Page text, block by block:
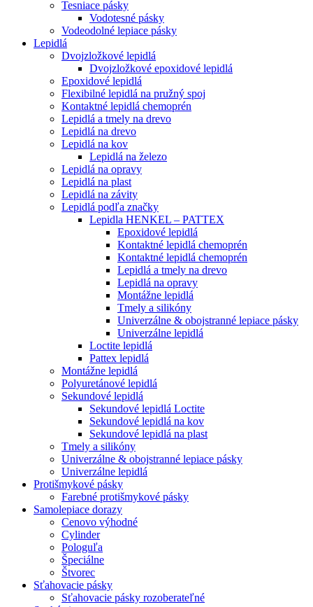
Tesniace pásky
Vodotesné pásky
Vodeodolné lepiace pásky
Lepidlá
Dvojzložkové lepidlá
Dvojzložkové epoxidové lepidlá
Epoxidové lepidlá
Flexibilné lepidlá na pružný spoj
Kontaktné lepidlá chemoprén
Lepidlá a tmely na drevo
Lepidlá na drevo
Lepidlá na kov
Lepidlá na železo
Lepidlá na opravy
Lepidlá na plast
Lepidlá na závity
Lepidlá podľa značky
Lepidla HENKEL – PATTEX
Epoxidové lepidlá
Kontaktné lepidlá chemoprén
Kontaktné lepidlá chemoprén
Lepidlá a tmely na drevo
Lepidlá na opravy
Montážne lepidlá
Tmely a silikóny
Univerzálne & obojstranné lepiace pásky
Univerzálne lepidlá
Loctite lepidlá
Pattex lepidlá
Montážne lepidlá
Polyuretánové lepidlá
Sekundové lepidlá
Sekundové lepidlá Loctite
Sekundové lepidlá na kov
Sekundové lepidlá na plast
Tmely a silikóny
Univerzálne & obojstranné lepiace pásky
Univerzálne lepidlá
Protišmykové pásky
Farebné protišmykové pásky
Samolepiace dorazy
Cenovo výhodné
Cylinder
Pologuľa
Špeciálne
Štvorec
Sťahovacie pásky
Sťahovacie pásky rozoberateľné